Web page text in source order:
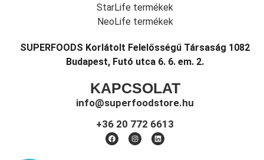
StarLife termékek
NeoLife termékek
SUPERFOODS Korlátolt Felelősségű Társaság 1082
Budapest, Futó utca 6. 6. em. 2.
KAPCSOLAT
info@superfoodstore.hu
+36 20 772 6613